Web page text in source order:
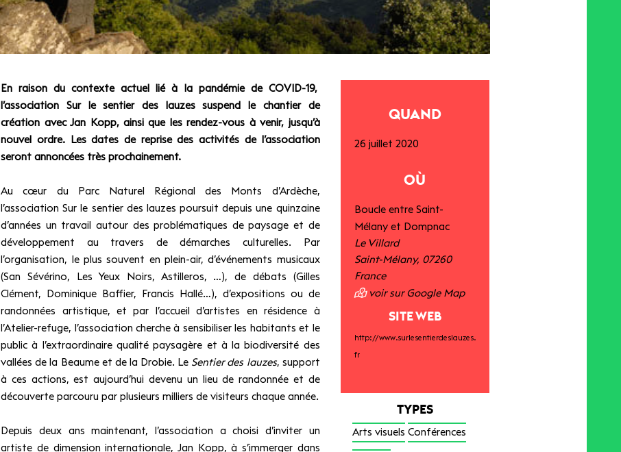
En raison du contexte actuel lié à la pandémie de COVID-19,
l’association Sur le sentier des lauzes suspend le chantier de
création avec Jan Kopp, ainsi que les rendez-vous à venir, jusqu’à
nouvel ordre. Les dates de reprise des activités de l’association
seront annoncées très prochainement.
Au cœur du Parc Naturel Régional des Monts d’Ardèche,
l’association Sur le sentier des lauzes poursuit depuis une quinzaine
d’années un travail autour des problématiques de paysage et de
développement au travers de démarches culturelles. Par
l’organisation, le plus souvent en plein-air, d’événements musicaux
(San Sévérino, Les Yeux Noirs, Astilleros, …), de débats (Gilles
Clément, Dominique Baffier, Francis Hallé…), d’expositions ou de
randonnées artistique, et par l’accueil d’artistes en résidence à
l’Atelier-refuge, l’association cherche à sensibiliser les habitants et le
public à l’extraordinaire qualité paysagère et à la biodiversité des
vallées de la Beaume et de la Drobie. Le Sentier des lauzes, support
à ces actions, est aujourd’hui devenu un lieu de randonnée et de
découverte parcouru par plusieurs milliers de visiteurs chaque année.
Depuis deux ans maintenant, l’association a choisi d’inviter un
artiste de dimension internationale, Jan Kopp, à s’immerger dans
QUAND
26 juillet 2020
OÙ
Boucle entre Saint-
Mélany et Dompnac
Le Villard
Saint-Mélany, 07260
France
voir sur Google Map
SITE WEB
http://www.surlesentierdeslauzes.
fr
TYPES
Arts visuels Conférences